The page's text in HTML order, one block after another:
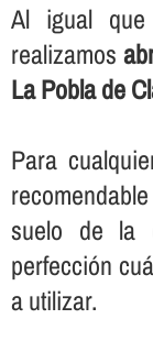
Al igual
realizamos
La Pobla de
Para
suelo de la
perfección
a utilizar.